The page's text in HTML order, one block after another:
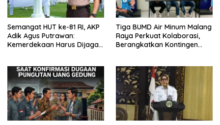
Semangat HUT ke-81 RI, AKP
Adik Agus Putrawan:
Kemerdekaan Harus Dijaga
Tiga BUMD Air Minum Malang
Raya Perkuat Kolaborasi,
Berangkatkan Kontingen